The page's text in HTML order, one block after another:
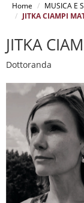
contenuto
Home MUSICA E
JITKA CIAMPI
JITKA
Dottoranda